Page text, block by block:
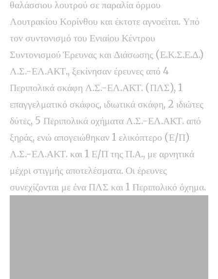
θαλάσσιου λουτρού σε παραλία όρμου
Λουτρακίου Κορίνθου και έκτοτε αγνοείται. Υπό
τον συντονισμό του Ενιαίου Κέντρου
Συντονισμού Έρευνας και Διάσωσης (Ε.Κ.Σ.Ε.Δ.)
Λ.Σ.-ΕΛ.ΑΚΤ., ξεκίνησαν έρευνες από 4
Περιπολικά σκάφη Λ.Σ.-ΕΛ.ΑΚΤ. (ΠΛΣ), 1
επαγγελματικό σκάφος, ιδιωτικά σκάφη, 2 ιδιώτες
δύτες, 5 Περιπολικά οχήματα Λ.Σ.-ΕΛ.ΑΚΤ. από
ξηράς, ενώ απογειώθηκαν 1 ελικόπτερο (Ε/Π)
Λ.Σ.-ΕΛ.ΑΚΤ. και 1 Ε/Π της Π.Α., με αρνητικά
μέχρι στιγμής αποτελέσματα. Οι έρευνες
συνεχίζονται με ένα ΠΛΣ και 1 Περιπολικό όχημα.